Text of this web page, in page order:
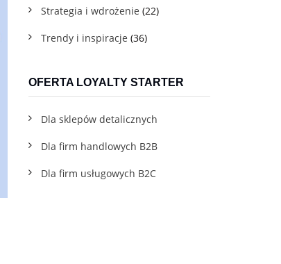
Pobierz pakiet praktycznych e-booków, które pomogą Ci
we wdrożeniu
Sprawdź eksperckie artykuły z wiedzą i praktycznymi
wskazówkami
Strategia i wdrożenie (22)
Trendy i inspiracje (36)
OFERTA LOYALTY STARTER
Dla sklepów detalicznych
Dla firm handlowych B2B
Dla firm usługowych B2C